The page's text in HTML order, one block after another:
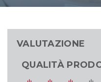
VALUTAZIONE
QUALITÀ